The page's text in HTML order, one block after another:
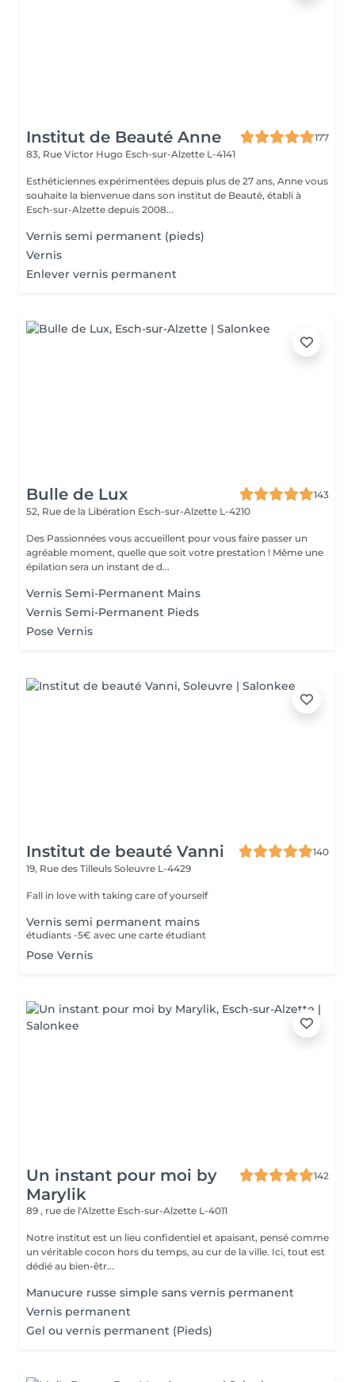
Institut de Beauté Anne
177
83, Rue Victor Hugo Esch-sur-Alzette L-4141
Esthéticiennes expérimentées depuis plus de 27 ans, Anne vous
souhaite la bienvenue dans son institut de Beauté, établi à
Esch-sur-Alzette depuis 2008...
Vernis semi permanent (pieds)
Vernis
Enlever vernis permanent
Bulle de Lux
143
52, Rue de la Libération Esch-sur-Alzette L-4210
Des Passionnées vous accueillent pour vous faire passer un
agréable moment, quelle que soit votre prestation ! Même une
épilation sera un instant de d...
Vernis Semi-Permanent Mains
Vernis Semi-Permanent Pieds
Pose Vernis
Institut de beauté Vanni
140
19, Rue des Tilleuls Soleuvre L-4429
Fall in love with taking care of yourself
Vernis semi permanent mains
étudiants -5€ avec une carte étudiant
Pose Vernis
Un instant pour moi by
Marylik
142
89 , rue de l'Alzette Esch-sur-Alzette L-4011
Notre institut est un lieu confidentiel et apaisant, pensé comme
un véritable cocon hors du temps, au cur de la ville. Ici, tout est
dédié au bien-êtr...
Manucure russe simple sans vernis permanent
Vernis permanent
Gel ou vernis permanent (Pieds)